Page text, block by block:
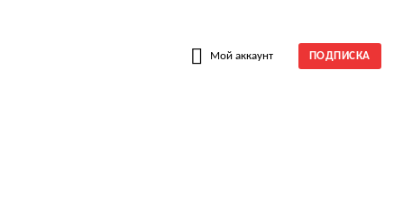
Мой аккаунт ПОДПИСКА